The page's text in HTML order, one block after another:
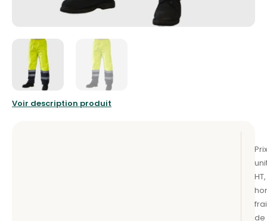
Voir description produit